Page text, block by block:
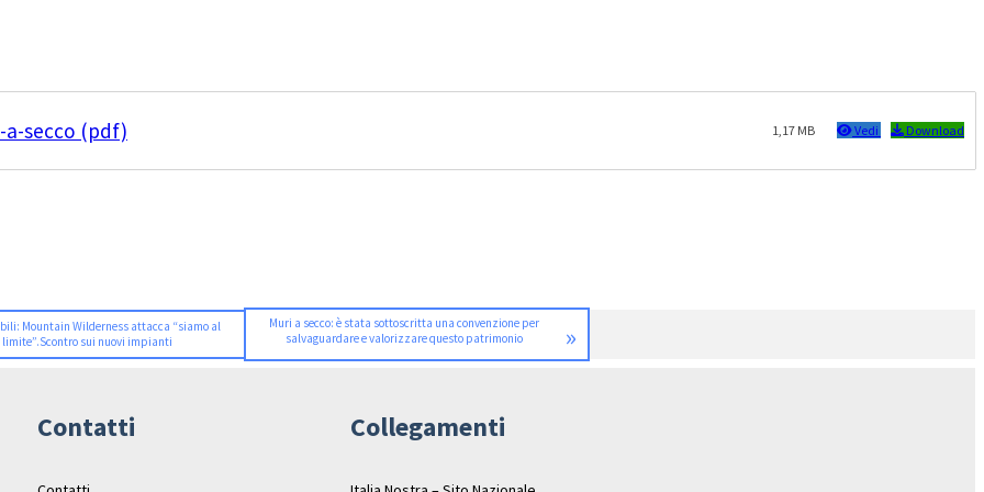
secco (pdf) 1,17 MB Vedi Download
Mountain Wilderness attacca “siamo al
limite”.Scontro sui nuovi impianti
Muri a secco: è stata sottoscritta una convenzione per
salvaguardare e valorizzare questo patrimonio
»
Contatti Collegamenti